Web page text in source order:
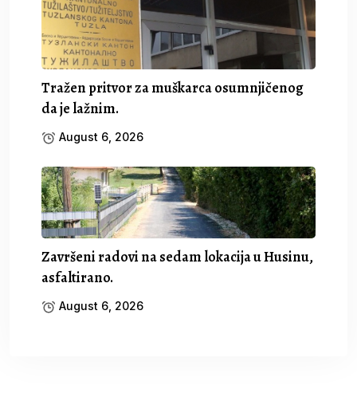
Tražen pritvor za muškarca osumnjičenog
da je lažnim.
August 6, 2026
Završeni radovi na sedam lokacija u Husinu,
asfaltirano.
August 6, 2026